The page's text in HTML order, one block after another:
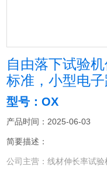
自由落下试验
标准，小型电
型号：OX
产品时间：2025-06-03
简要描述：
公司主营：线材伸长率试